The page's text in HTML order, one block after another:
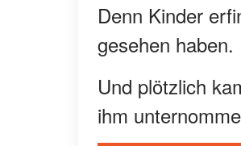
Denn Kinder
gesehen haben.
Und plötzlich
ihm